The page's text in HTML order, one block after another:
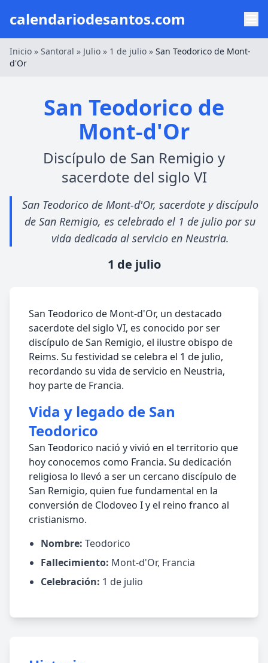
calendariodesantos.com
Inicio » Santoral » Julio » 1 de julio » San Teodorico de Mont-
d'Or
San Teodorico de
Mont-d'Or
Discípulo de San Remigio y
sacerdote del siglo VI
San Teodorico de Mont-d'Or, sacerdote y discípulo
de San Remigio, es celebrado el 1 de julio por su
vida dedicada al servicio en Neustria.
1 de julio
San Teodorico de Mont-d'Or, un destacado
sacerdote del siglo VI, es conocido por ser
discípulo de San Remigio, el ilustre obispo de
Reims. Su festividad se celebra el 1 de julio,
recordando su vida de servicio en Neustria,
hoy parte de Francia.
Vida y legado de San
Teodorico
San Teodorico nació y vivió en el territorio que
hoy conocemos como Francia. Su dedicación
religiosa lo llevó a ser un cercano discípulo de
San Remigio, quien fue fundamental en la
conversión de Clodoveo I y el reino franco al
cristianismo.
Nombre: Teodorico
Fallecimiento: Mont-d'Or, Francia
Celebración: 1 de julio